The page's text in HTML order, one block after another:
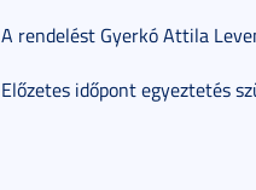
A rendelést Gyerkó Attila
Előzetes időpont egyeztetés